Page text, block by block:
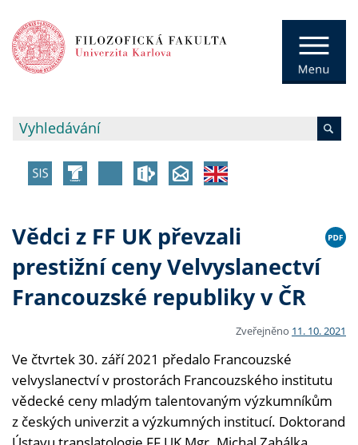
Vědci z FF UK převzali
prestižní ceny Velvyslanectví
Francouzské republiky v ČR
Zveřejněno 11. 10. 2021
Ve čtvrtek 30. září 2021 předalo Francouzské
velvyslanectvív prostorách Francouzského institutu
vědecké ceny mladým talentovaným výzkumníkům
z českých univerzit a výzkumných institucí. Doktorand